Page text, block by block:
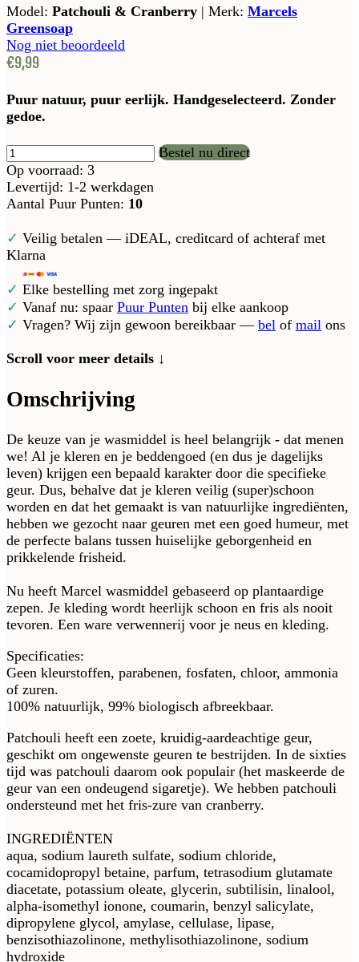
Model: Patchouli & Cranberry | Merk: Marcels
Greensoap
Nog niet beoordeeld
€9,99
Puur natuur, puur eerlijk. Handgeselecteerd. Zonder
gedoe.
Bestel nu direct
Op voorraad: 3
Levertijd: 1-2 werkdagen
Aantal Puur Punten: 10
✓ Veilig betalen — iDEAL, creditcard of achteraf met
Klarna
✓ Elke bestelling met zorg ingepakt
✓ Vanaf nu: spaar Puur Punten bij elke aankoop
✓ Vragen? Wij zijn gewoon bereikbaar — bel of mail ons
Scroll voor meer details ↓
Omschrijving
De keuze van je wasmiddel is heel belangrijk - dat menen
we! Al je kleren en je beddengoed (en dus je dagelijks
leven) krijgen een bepaald karakter door die specifieke
geur. Dus, behalve dat je kleren veilig (super)schoon
worden en dat het gemaakt is van natuurlijke ingrediënten,
hebben we gezocht naar geuren met een goed humeur, met
de perfecte balans tussen huiselijke geborgenheid en
prikkelende frisheid.
Nu heeft Marcel wasmiddel gebaseerd op plantaardige
zepen. Je kleding wordt heerlijk schoon en fris als nooit
tevoren. Een ware verwennerij voor je neus en kleding.
Specificaties:
Geen kleurstoffen, parabenen, fosfaten, chloor, ammonia
of zuren.
100% natuurlijk, 99% biologisch afbreekbaar.
Patchouli heeft een zoete, kruidig-aardeachtige geur,
geschikt om ongewenste geuren te bestrijden. In de sixties
tijd was patchouli daarom ook populair (het maskeerde de
geur van een ondeugend sigaretje). We hebben patchouli
ondersteund met het fris-zure van cranberry.
INGREDIËNTEN
aqua, sodium laureth sulfate, sodium chloride,
cocamidopropyl betaine, parfum, tetrasodium glutamate
diacetate, potassium oleate, glycerin, subtilisin, linalool,
alpha-isomethyl ionone, coumarin, benzyl salicylate,
dipropylene glycol, amylase, cellulase, lipase,
benzisothiazolinone, methylisothiazolinone, sodium
hydroxide